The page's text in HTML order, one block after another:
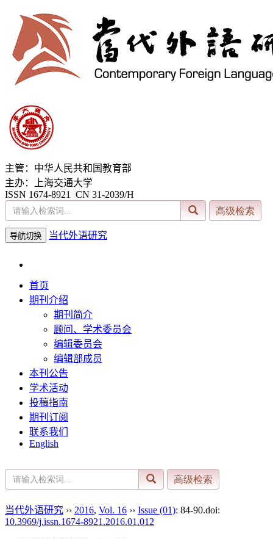
主管：中华人民共和国教育部
主办：上海交通大学
ISSN 1674-8921 CN 31-2039/H
导航切换 当代外语研究
首页
期刊介绍
期刊简介
顾问、学术委员会
编辑委员会
编辑部成员
本刊公告
学术活动
投稿指南
期刊订阅
联系我们
English
当代外语研究 ›› 2016, Vol. 16 ›› Issue (01): 84-90.doi:
10.3969/j.issn.1674-8921.2016.01.012